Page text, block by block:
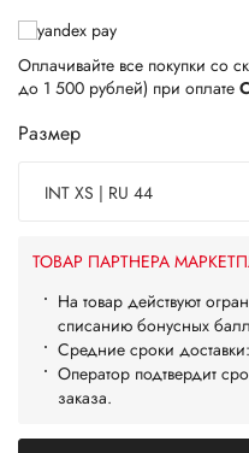
Оплачивайте все покупки со
до 1 500 рублей) при оплате
Размер
INT XS | RU 44
ТОВАР ПАРТНЕРА
На товар действуют
списанию бонусных
Средние сроки доставки:
Оператор подтвердит
заказа.